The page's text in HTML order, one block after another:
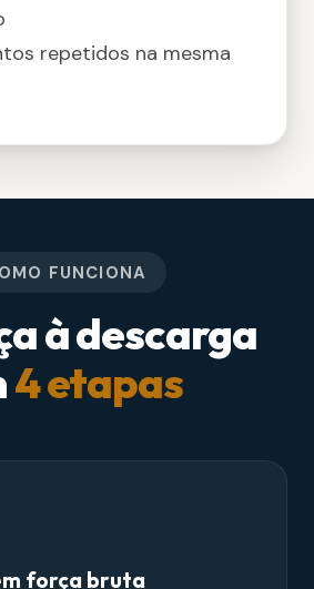
repetidos na mesma
FUNCIONA
à descarga
4 etapas
força bruta